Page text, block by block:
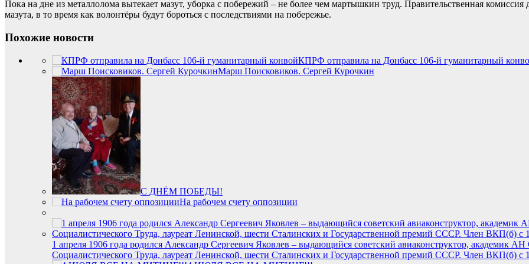
Пока на дне из металлолома вытекает мазут, уборка с побережий – не более чем мартышкин труд. Правительственная комиссия
мазута, в то время как волонтёры будут бороться с последствиями на побережье.
Похожие новости
КПРФ отправила на Донбасс 106-й гуманитарный
Марш Поисковиков. Сергей Курочкин
С ДНЁМ ПОБЕДЫ!
На рабочем счету оппозиции
1 апреля 1906 года родился Александр Сергеевич Яковлев – выдающийся советский авиаконструктор, академик
Социалистического Труда, лауреат Ленинской, шести Сталинских и Государственной премий СССР. Член ВКП(б) с